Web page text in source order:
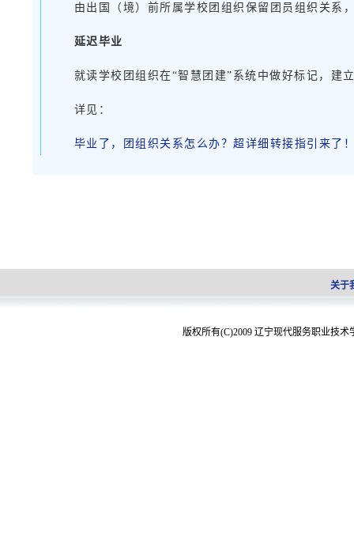
由出国（境）前所属学校团组织保留团员组织关系
延迟毕业
就读学校团组织在“智慧团建”系统中做好标记，建
详见：
毕业了，团组织关系怎么办？超详细转接指引来了
关于
版权所有(C)2009 辽宁现代服务职业技